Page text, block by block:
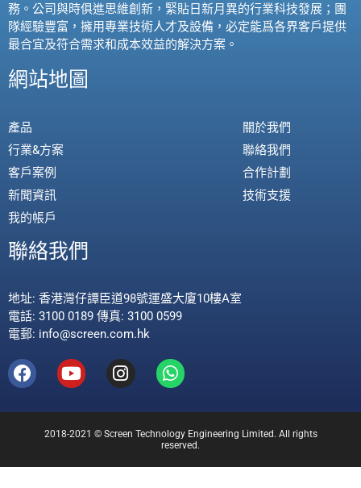
務。公司與時俱進思維創新，緊貼日新月異的行業科技發展；團
隊經驗豐富，擁用專業技術人才及設備，必定能爲各界客戶提供
最合宜及符合需求和成本效益的解決方案。
網站地圖
產品
行業&方案
客戶案例
新聞資訊
我的帳戶
關於我們
聯絡我們
合作計劃
技術支援
聯絡我們
地址: 香港灣仔譚臣道98號運盛大廈10樓A室
電話: 3100 0189 傳真: 3100 0599
電郵: info@screen.com.hk
2018-2021 © Screen Technology Engineering Limited. All rights
reserved.